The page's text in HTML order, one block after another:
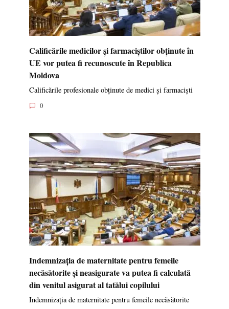
Calificările medicilor și farmaciștilor obținute în
UE vor putea fi recunoscute în Republica
Moldova
Calificările profesionale obținute de medici și farmaciști
0
Indemnizația de maternitate pentru femeile
necăsătorite și neasigurate va putea fi calculată
din venitul asigurat al tatălui copilului
Indemnizația de maternitate pentru femeile necăsătorite